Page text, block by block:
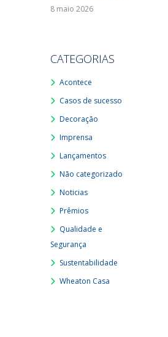
8 maio 2026
CATEGORIAS
Acontece
Casos de sucesso
Decoração
Imprensa
Lançamentos
Não categorizado
Noticias
Prêmios
Qualidade e
Segurança
Sustentabilidade
Wheaton Casa